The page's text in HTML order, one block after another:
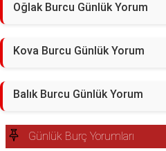
Oğlak Burcu Günlük Yorum
Kova Burcu Günlük Yorum
Balık Burcu Günlük Yorum
Günlük Burç Yorumları